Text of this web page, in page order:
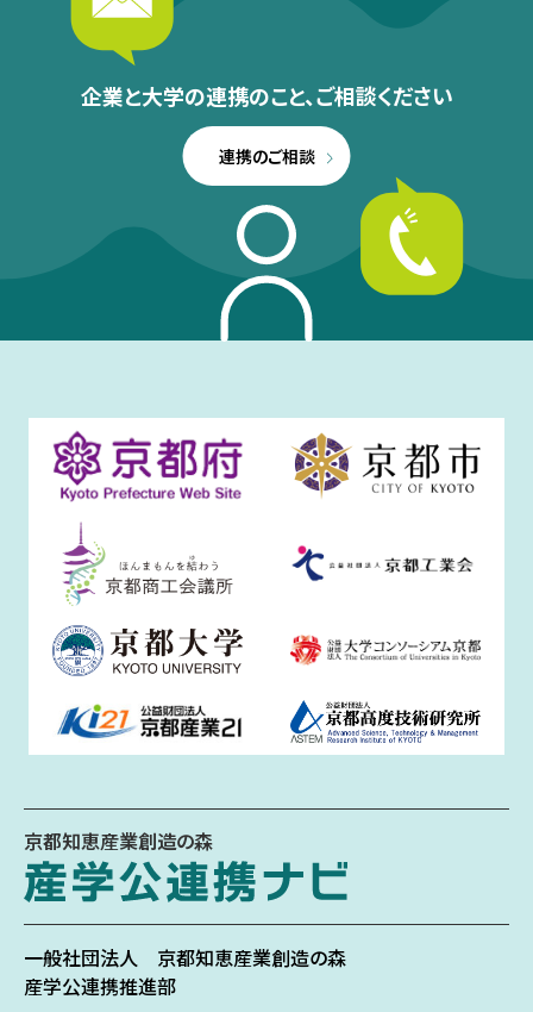
企業と大学の連携のこと、ご相談ください
連携のご相談
京都知恵産業創造の森
一般社団法人 京都知恵産業創造の森
産学公連携推進部